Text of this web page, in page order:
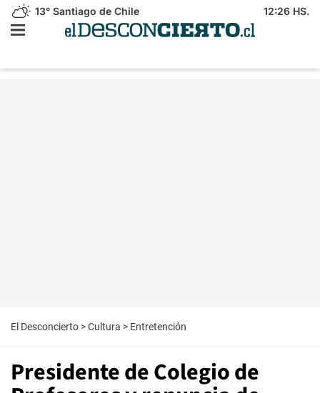
13° Santiago de Chile 12:26 HS.
El Desconcierto >Cultura > Entretención
Presidente de Colegio de